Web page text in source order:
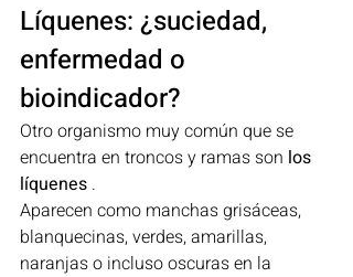
Líquenes: ¿suciedad,
enfermedad o
bioindicador?
Otro organismo muy común que se
encuentra en troncos y ramas son los
líquenes .
Aparecen como manchas grisáceas,
blanquecinas, verdes, amarillas,
naranjas o incluso oscuras en la